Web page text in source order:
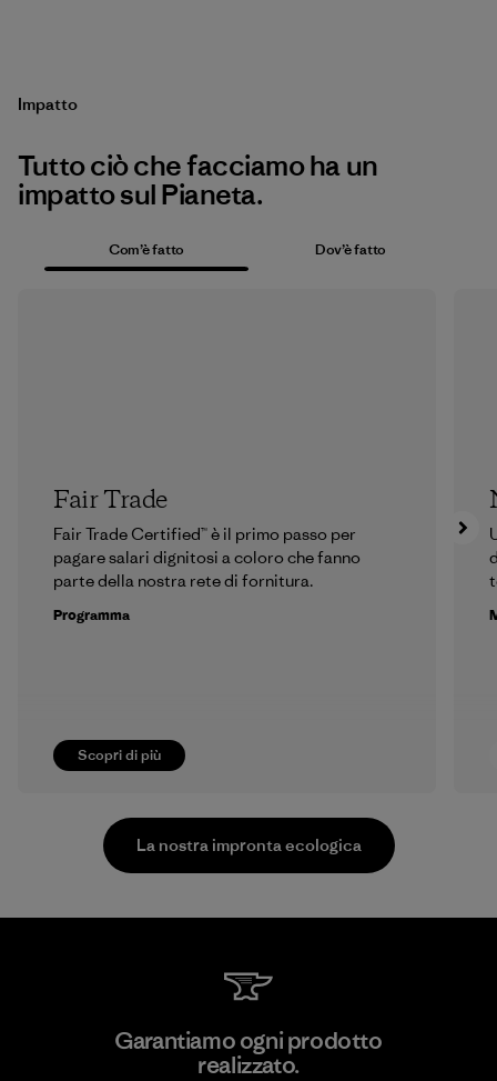
Impatto
Tutto ciò che facciamo ha un
impatto sul Pianeta.
Com’è fatto Dov’è fatto
Scopri di più
Fair Trade
Fair Trade Certified™ è il primo passo per
pagare salari dignitosi a coloro che fanno
parte della nostra rete di fornitura.
Programma
W.L. Gore & Associates, Inc.
La nostra impronta ecologica
Garantiamo ogni prodotto
realizzato.